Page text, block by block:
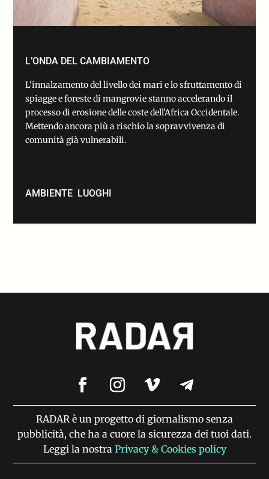
AMBIENTE LUOGHI
L’ONDA DEL CAMBIAMENTO
L'innalzamento del livello dei mari e lo sfruttamento di
spiagge e foreste di mangrovie stanno accelerando il
processo di erosione delle coste dell'Africa Occidentale.
Mettendo ancora più a rischio la sopravvivenza di
comunità già vulnerabili.
RADAR è un progetto di giornalismo senza
pubblicità, che ha a cuore la sicurezza dei tuoi dati.
Leggi la nostra Privacy & Cookies policy